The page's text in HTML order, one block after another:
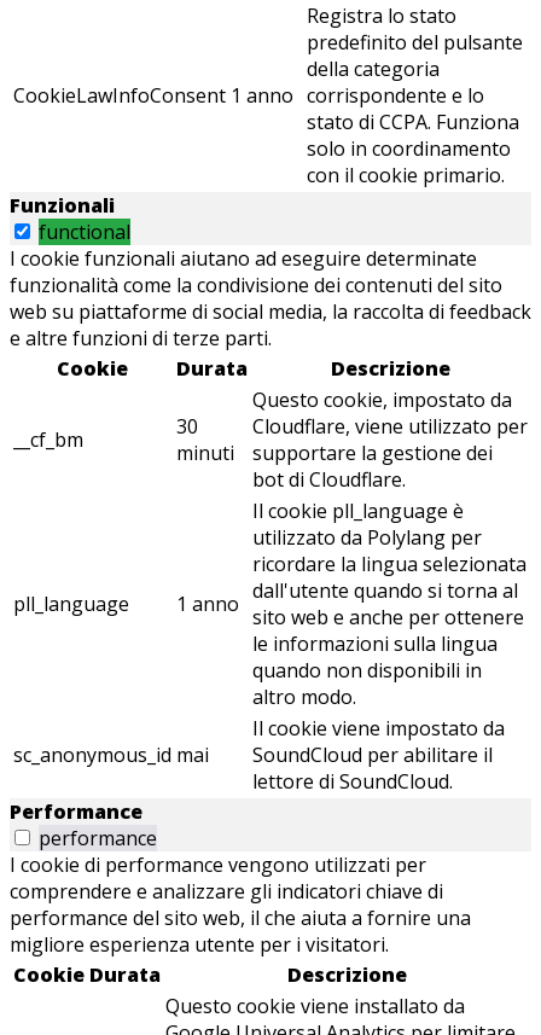
CookieLawInfoConsent 1 anno
Registra lo stato
predefinito del pulsante
della categoria
corrispondente e lo
stato di CCPA. Funziona
solo in coordinamento
con il cookie primario.
Funzionali
functional
I cookie funzionali aiutano ad eseguire determinate
funzionalità come la condivisione dei contenuti del sito
web su piattaforme di social media, la raccolta di feedback
e altre funzioni di terze parti.
Cookie
Durata Descrizione
__cf_bm
30
minuti
Questo cookie, impostato da
Cloudflare, viene utilizzato per
supportare la gestione dei
bot di Cloudflare.
pll_language 1 anno
Il cookie pll_language è
utilizzato da Polylang per
ricordare la lingua selezionata
dall'utente quando si torna al
sito web e anche per ottenere
le informazioni sulla lingua
quando non disponibili in
altro modo.
sc_anonymous_id mai
Il cookie viene impostato da
SoundCloud per abilitare il
lettore di SoundCloud.
Performance
performance
I cookie di performance vengono utilizzati per
comprendere e analizzare gli indicatori chiave di
performance del sito web, il che aiuta a fornire una
migliore esperienza utente per i visitatori.
Cookie Durata Descrizione
Questo cookie viene installato da